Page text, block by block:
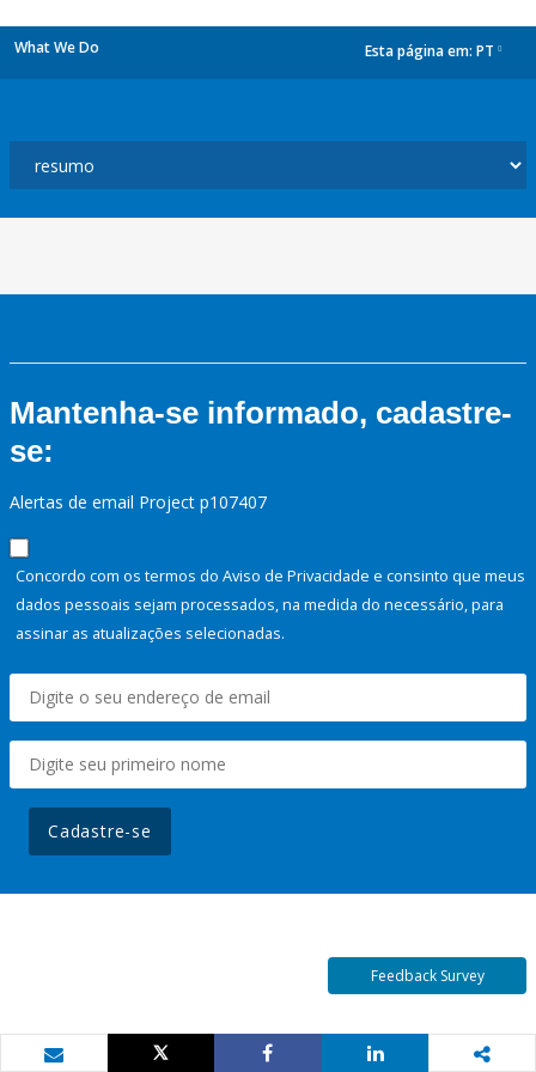
What We Do Esta página em: PT
Mantenha-se informado, cadastre-
se:
Alertas de email Project p107407
Concordo com os termos do Aviso de Privacidade e consinto que meus
dados pessoais sejam processados, na medida do necessário, para
assinar as atualizações selecionadas.
Cadastre-se
Feedback Survey